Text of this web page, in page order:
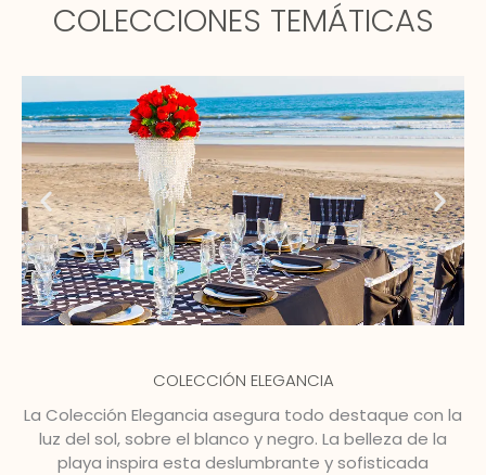
COLECCIONES TEMÁTICAS
COLECCIÓN ELEGANCIA
La Colección Elegancia asegura todo destaque con la
luz del sol, sobre el blanco y negro. La belleza de la
playa inspira esta deslumbrante y sofisticada